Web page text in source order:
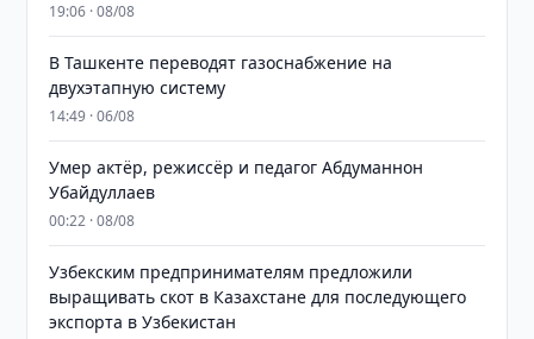
19:06 · 08/08
В Ташкенте переводят газоснабжение на
двухэтапную систему
14:49 · 06/08
Умер актёр, режиссёр и педагог Абдуманнон
Убайдуллаев
00:22 · 08/08
Узбекским предпринимателям предложили
выращивать скот в Казахстане для последующего
экспорта в Узбекистан